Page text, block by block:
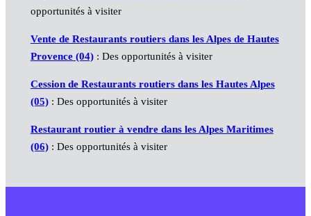
opportunités à visiter
Vente de Restaurants routiers dans les Alpes de Hautes
Provence (04): Des opportunités à visiter
Cession de Restaurants routiers dans les Hautes Alpes
(05): Des opportunités à visiter
Restaurant routier à vendre dans les Alpes Maritimes
(06): Des opportunités à visiter